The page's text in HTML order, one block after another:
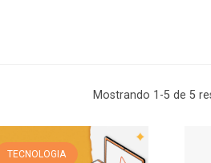
Mostrando 1-5 de 5
TECNOLOGIA